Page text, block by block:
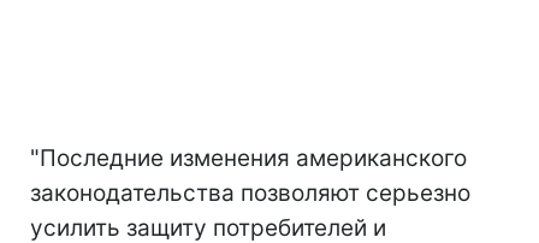
"Последние изменения американского
законодательства позволяют серьезно
усилить защиту потребителей и